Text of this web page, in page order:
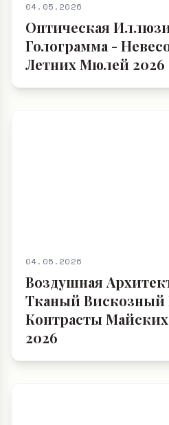
04.05.2026
Оптическая
Голограмма -
Летних Мюлей 2026
04.05.2026
Воздушная
Тканый Вискозный
Контрасты
2026